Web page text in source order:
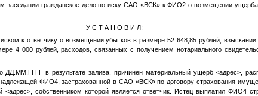
заседании гражданское дело по иску САО «ВСК» кФИО2 о возмещении ущерба
У С Т А Н О В И Л:
к ответчику о возмещении убытков в размере 52 648,85 рублей,
4 000 рублей, расходов, связанных с получением нотариального
ДД.ММ.ГГГГ в результате залива, причинен материальный ущерб<адрес> ,
ФИО4, застрахованной в САО «ВСК» по договору страхования
<адрес> , собственником которой является ответчик. Истец выплатилФИО4